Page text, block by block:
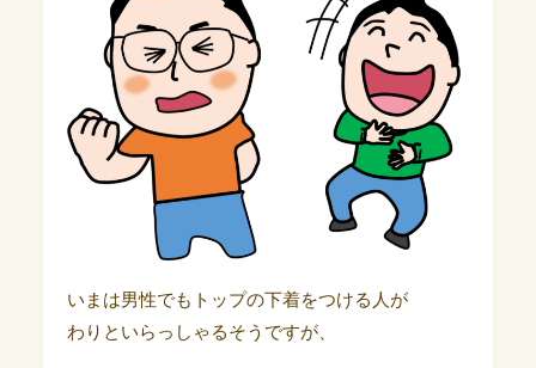
いまは男性でもトップの下着をつける人が
わりといらっしゃるそうですが、